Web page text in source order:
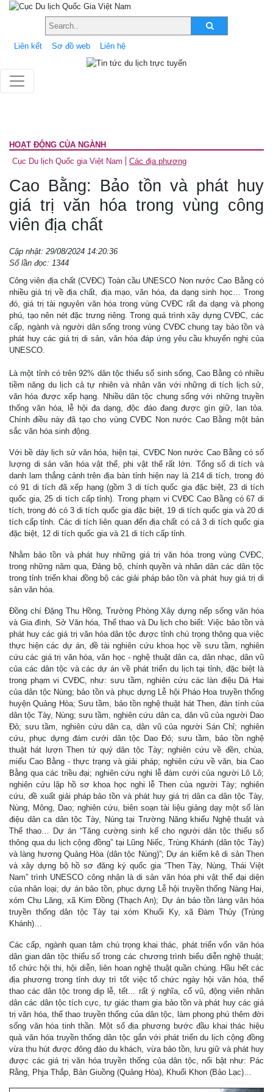
Liên kết Sơ đồ web Liên hệ
HOẠT ĐỘNG CỦA NGÀNH
Cục Du lịch Quốc gia Việt Nam
Các địa phương
Cao Bằng: Bảo tồn và phát huy
giá trị văn hóa trong vùng công
viên địa chất
Cập nhật: 29/08/2024 14:20:36
Số lần đọc: 1344
Công viên địa chất (CVĐC) Toàn cầu UNESCO Non nước Cao Bằng có
nhiều giá trị về địa chất, địa mạo, văn hóa, đa dạng sinh học… Trong
đó, giá trị tài nguyên văn hóa trong vùng CVĐC rất đa dạng và phong
phú, tạo nên nét đặc trưng riêng. Trong quá trình xây dựng CVĐC, các
cấp, ngành và người dân sống trong vùng CVĐC chung tay bảo tồn và
phát huy các giá trị di sản, văn hóa đáp ứng yêu cầu khuyến nghị của
UNESCO.
Là một tỉnh có trên 92% dân tộc thiểu số sinh sống, Cao Bằng có nhiều
tiềm năng du lịch cả tự nhiên và nhân văn với những di tích lịch sử,
văn hóa được xếp hạng. Nhiều dân tộc chung sống với những truyền
thống văn hóa, lễ hội đa dạng, độc đáo đang được gìn giữ, lan tỏa.
Chính điều này đã tạo cho vùng CVĐC Non nước Cao Bằng một bản
sắc văn hóa sinh động.
Với bề dày lịch sử văn hóa, hiện tại, CVĐC Non nước Cao Bằng có số
lượng di sản văn hóa vật thể, phi vật thể rất lớn. Tổng số di tích và
danh lam thắng cảnh trên địa bàn tỉnh hiện nay là 214 di tích, trong đó
có 91 di tích đã xếp hạng (gồm 3 di tích quốc gia đặc biệt, 23 di tích
quốc gia, 25 di tích cấp tỉnh). Trong phạm vi CVĐC Cao Bằng có 67 di
tích, trong đó có 3 di tích quốc gia đặc biệt, 19 di tích quốc gia và 20 di
tích cấp tỉnh. Các di tích liên quan đến địa chất có cả 3 di tích quốc gia
đặc biệt, 12 di tích quốc gia và 21 di tích cấp tỉnh.
Nhằm bảo tồn và phát huy những giá trị văn hóa trong vùng CVĐC,
trong những năm qua, Đảng bộ, chính quyền và nhân dân các dân tộc
trong tỉnh triển khai đồng bộ các giải pháp bảo tồn và phát huy giá trị di
sản văn hóa.
Đồng chí Đặng Thu Hồng, Trưởng Phòng Xây dựng nếp sống văn hóa
và Gia đình, Sở Văn hóa, Thể thao và Du lịch cho biết: Việc bảo tồn và
phát huy các giá trị văn hóa dân tộc được tỉnh chú trọng thông qua việc
thực hiện các dự án, đề tài nghiên cứu khoa học về sưu tầm, nghiên
cứu các giá trị văn hóa, văn học - nghệ thuật dân ca, dân nhạc, dân vũ
của các dân tộc và các dự án về phát triển du lịch tại tỉnh, đặc biệt là
trong phạm vi CVĐC, như: sưu tầm, nghiên cứu các làn điệu Dá Hai
của dân tộc Nùng; bảo tồn và phục dựng Lễ hội Pháo Hoa truyền thống
huyện Quảng Hòa; Sưu tầm, bảo tồn nghệ thuật hát Then, đàn tính của
dân tộc Tày, Nùng; sưu tầm, nghiên cứu dân ca, dân vũ của người Dao
Đỏ; sưu tầm, nghiên cứu dân ca, dân vũ của người Sán Chỉ; nghiên
cứu, phục dựng đám cưới dân tộc Dao Đỏ; sưu tầm, bảo tồn nghệ
thuật hát lượn Then tứ quý dân tộc Tày; nghiên cứu về đền, chùa,
miếu Cao Bằng - thực trạng và giải pháp; nghiên cứu về văn, bia Cao
Bằng qua các triều đại; nghiên cứu nghi lễ đám cưới của người Lô Lô;
nghiên cứu lập hồ sơ khoa học nghi lễ Then của người Tày; nghiên
cứu, đề xuất giải pháp bảo tồn và phát huy giá trị dân ca dân tộc Tày,
Nùng, Mông, Dao; nghiên cứu, biên soạn tài liệu giảng dạy một số làn
điệu dân ca dân tộc Tày, Nùng tại Trường Năng khiếu Nghệ thuật và
Thể thao… Dự án “Tăng cường sinh kế cho người dân tộc thiểu số
thông qua du lịch cộng đồng” tại Lũng Niếc, Trùng Khánh (dân tộc Tày)
và làng hương Quảng Hòa (dân tộc Nùng)”; Dự án kiểm kê di sản Then
và xây dựng bộ hồ sơ đăng ký quốc gia “Then Tày, Nùng, Thái Việt
Nam” trình UNESCO công nhận là di sản văn hóa phi vật thể đại diện
của nhân loại; dự án bảo tồn, phục dựng Lễ hội truyền thống Nàng Hai,
xóm Chu Lăng, xã Kim Đồng (Thạch An); Dự án bảo tồn làng văn hóa
truyền thống dân tộc Tày tại xóm Khuổi Ky, xã Đàm Thủy (Trùng
Khánh)…
Các cấp, ngành quan tâm chú trọng khai thác, phát triển vốn văn hóa
dân gian dân tộc thiểu số trong các chương trình biểu diễn nghệ thuật;
tổ chức hội thi, hội diễn, liên hoan nghệ thuật quần chúng. Hầu hết các
địa phương trong tỉnh duy trì tốt việc tổ chức ngày hội văn hóa, thể
thao các dân tộc trong dịp lễ, tết... rất ý nghĩa, cổ vũ, động viên nhân
dân các dân tộc tích cực, tự giác tham gia bảo tồn và phát huy các giá
trị văn hóa, thể thao truyền thống của dân tộc, làm phong phú thêm đời
sống văn hóa tinh thần. Một số địa phương bước đầu khai thác hiệu
quả văn hóa truyền thống dân tộc gắn với phát triển du lịch cộng đồng
vừa thu hút được đông đảo du khách, vừa bảo tồn, lưu giữ và phát huy
được các giá trị văn hóa truyền thống của dân tộc, nổi bật như: Pác
Rằng, Phja Thắp, Bản Giuồng (Quảng Hòa), Khuổi Khon (Bảo Lạc)…